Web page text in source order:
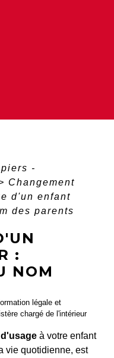
-
Changement
d'un enfant
des parents
:
NOM
légale et
chargé de l'intérieur
à votre enfant
vie quotidienne, est